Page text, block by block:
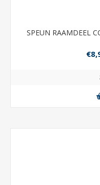
SPEUN RAAMDEEL